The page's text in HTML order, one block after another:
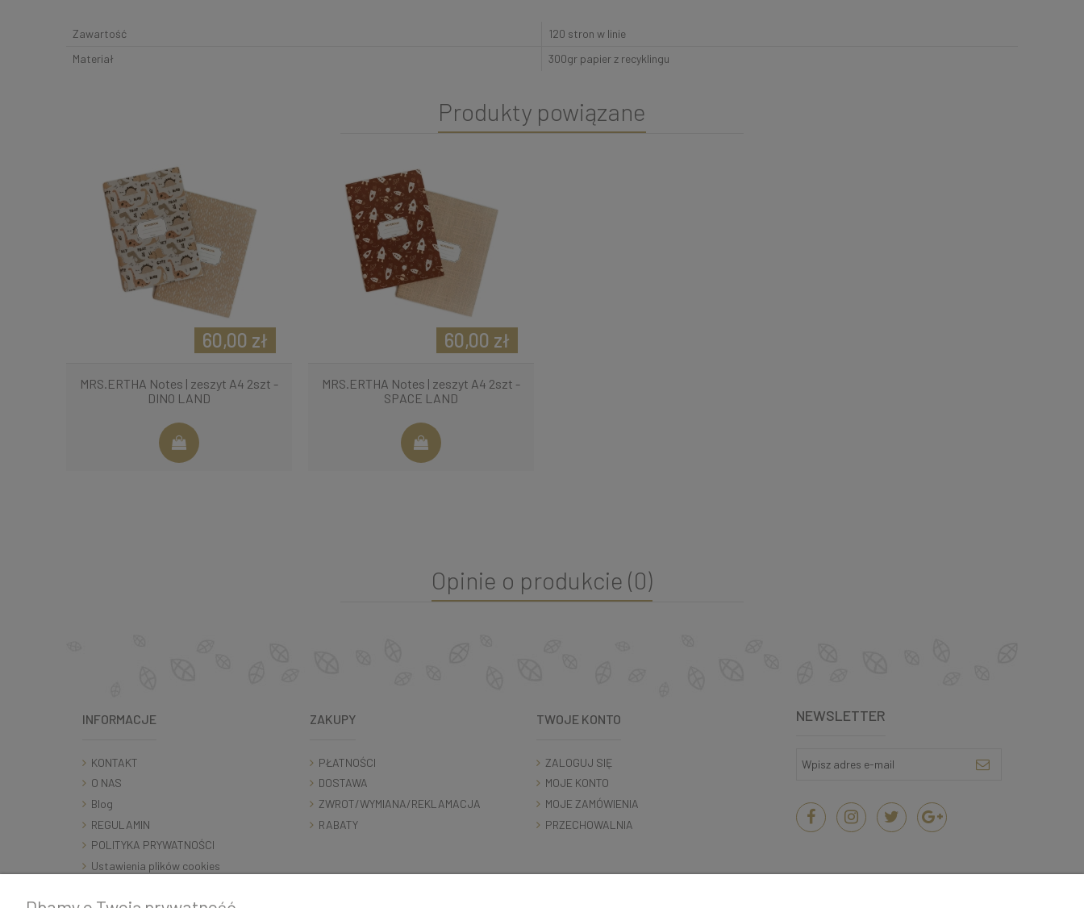
Zawartość
120 stron w linie
Materiał
300gr papier z recyklingu
Produkty powiązane
MRS.ERTHA Notes | zeszyt A4 2szt -
DINO LAND
60,00 zł
MRS.ERTHA Notes | zeszyt A4 2szt -
SPACE LAND
60,00 zł
Opinie o produkcie (0)
INFORMACJE
KONTAKT
O NAS
Blog
REGULAMIN
POLITYKA PRYWATNOŚCI
Ustawienia plików cookies
ZAKUPY
PŁATNOŚCI
DOSTAWA
ZWROT/WYMIANA/REKLAMACJA
RABATY
TWOJE KONTO
ZALOGUJ SIĘ
MOJE KONTO
MOJE ZAMÓWIENIA
PRZECHOWALNIA
NEWSLETTER